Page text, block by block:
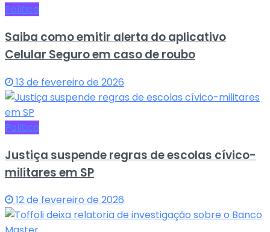
Politica
Saiba como emitir alerta do aplicativo
Celular Seguro em caso de roubo
13 de fevereiro de 2026
Politica
Justiça suspende regras de escolas cívico-
militares em SP
12 de fevereiro de 2026